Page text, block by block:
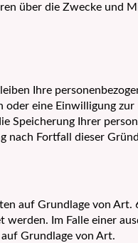
über die Zwecke und
Ihre
oder eine Einwilligung
Ihrer
nach Fortfall dieser
auf Grundlage von Art.
Im Falle einer
Grundlage von Art.